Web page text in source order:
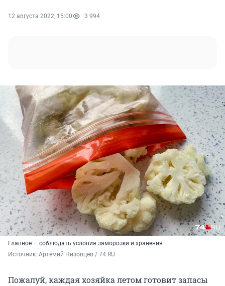
12 августа 2022, 15:00 3 994
Главное — соблюдать условия заморозки и хранения
Источник: Артемий Низовцев / 74.RU
Пожалуй, каждая хозяйка летом готовит запасы